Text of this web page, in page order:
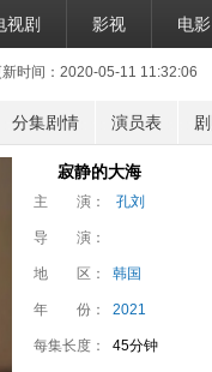
视剧 影视 电影
新时间：2020-05-11 11:32:06
分集剧情 演员表
寂静的大海
主 演： 孔刘
导 演：
地 区： 韩国
年 份： 2021
每集长度： 45分钟